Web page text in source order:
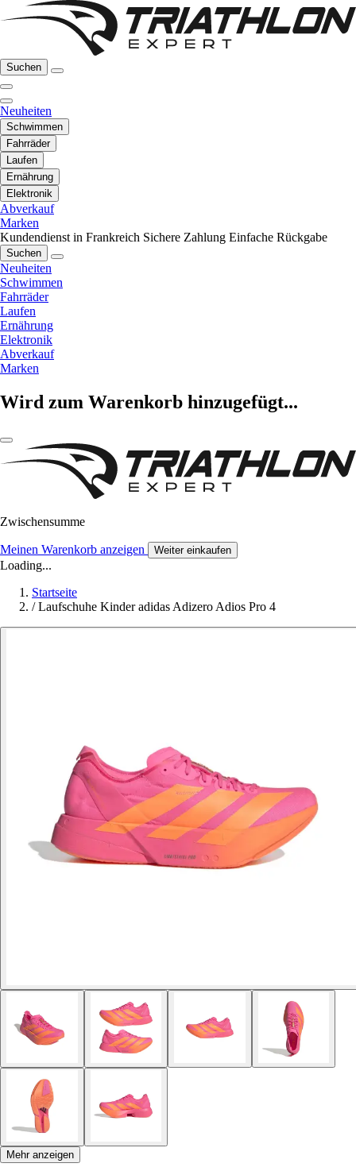
Suchen
Neuheiten
Schwimmen
Fahrräder
Laufen
Ernährung
Elektronik
Abverkauf
Marken
Kundendienst in Frankreich Sichere Zahlung Einfache Rückgabe
Suchen
Neuheiten
Schwimmen
Fahrräder
Laufen
Ernährung
Elektronik
Abverkauf
Marken
Wird zum Warenkorb hinzugefügt...
Zwischensumme
Meinen Warenkorb anzeigen Weiter einkaufen
Loading...
Startseite
/ Laufschuhe Kinder adidas Adizero Adios Pro 4
Mehr anzeigen